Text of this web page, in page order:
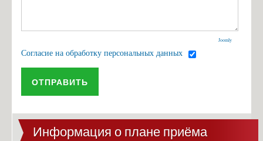
Joomly
Согласие на обработку персональных данных
ОТПРАВИТЬ
Информация о плане приёма